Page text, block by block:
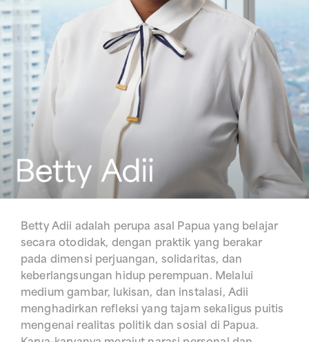
Betty Adii adalah perupa asal Papua yang belajar
secara otodidak, dengan praktik yang berakar
pada dimensi perjuangan, solidaritas, dan
keberlangsungan hidup perempuan. Melalui
medium gambar, lukisan, dan instalasi, Adii
menghadirkan refleksi yang tajam sekaligus puitis
mengenai realitas politik dan sosial di Papua.